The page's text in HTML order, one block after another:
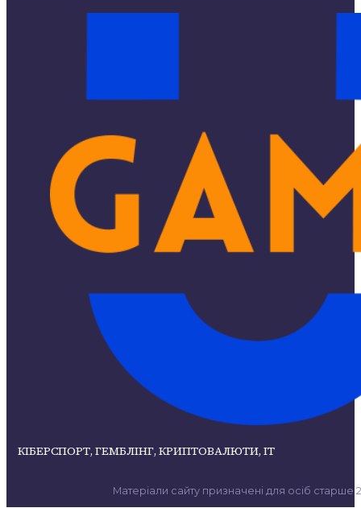
КІБЕРСПОРТ, ГЕМБЛІНГ, КРИПТОВАЛЮТИ, ІТ
Матеріали сайту призначені для осіб старше